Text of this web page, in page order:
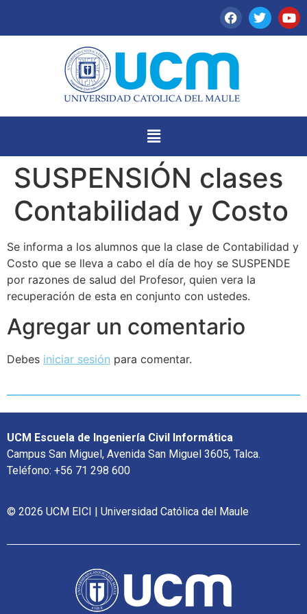
SUSPENSIÓN clases
Contabilidad y Costo
Se informa a los alumnos que la clase de Contabilidad y
Costo que se lleva a cabo el día de hoy se SUSPENDE
por razones de salud del Profesor, quien vera la
recuperación de esta en conjunto con ustedes.
Agregar un comentario
Debes iniciar sesión para comentar.
UCM Escuela de Ingeniería Civil Informática
Campus San Miguel, Avenida San Miguel 3605, Talca.
Teléfono: +56 71 298 600
© 2026 UCM EICI | Universidad Católica del Maule